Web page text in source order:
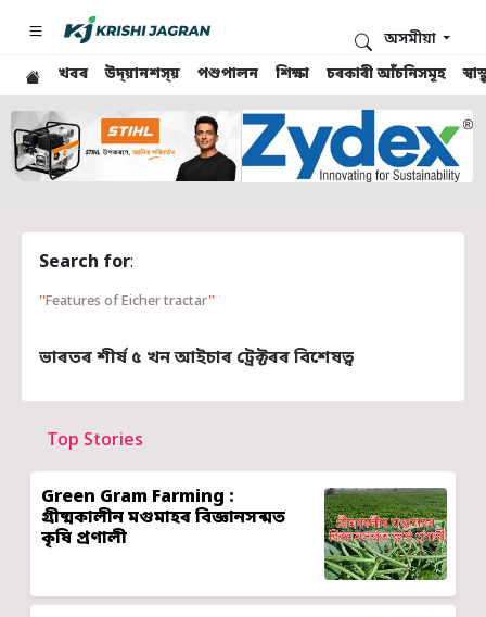
খবৰ উদ্য়ানশস্য় পশুপালন শিক্ষা চৰকাৰী আঁচনিসমূহ
অসমীয়া
Search for:
Features of Eicher tractar
ভাৰতৰ শীৰ্ষ ৫ খন আইচাৰ ট্ৰেক্টৰৰ বিশেষত্ব
Top Stories
Green Gram Farming :
গ্ৰীষ্মকালীন মগুমাহৰ বিজ্ঞানসন্মত
কৃষি প্ৰণালী